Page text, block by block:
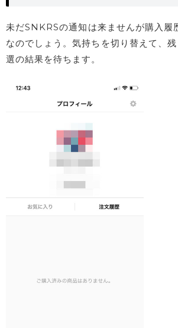
未だSNKRSの通知は来ませんが購入履
なのでしょう。気持ちを切り替えて、
選の結果を待ちます。